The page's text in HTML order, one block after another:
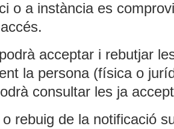
o a instància es
acceptar i rebutjar
la persona (física o
consultar les ja
rebuig de la notificació